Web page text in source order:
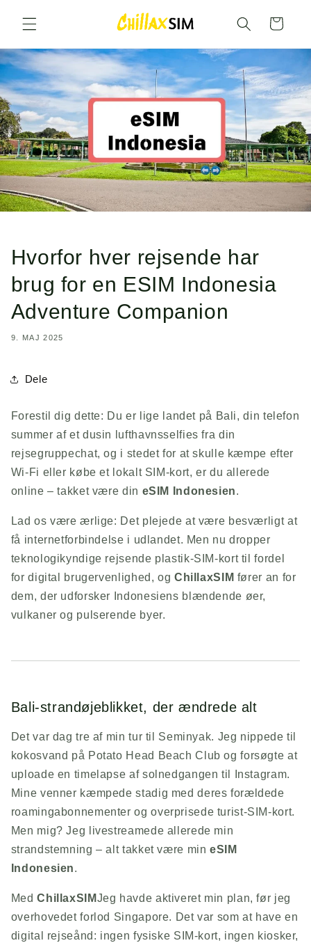
indhold
Vogn
Hvorfor hver rejsende har
brug for en ESIM Indonesia
Adventure Companion
9. MAJ 2025
Dele
Forestil dig dette: Du er lige landet på Bali, din telefon
summer af et dusin lufthavnsselfies fra din
rejsegruppechat, og i stedet for at skulle kæmpe efter
Wi-Fi eller købe et lokalt SIM-kort, er du allerede
online – takket være din eSIM Indonesien.
Lad os være ærlige: Det plejede at være besværligt at
få internetforbindelse i udlandet. Men nu dropper
teknologikyndige rejsende plastik-SIM-kort til fordel
for digital brugervenlighed, og ChillaxSIM fører an for
dem, der udforsker Indonesiens blændende øer,
vulkaner og pulserende byer.
Bali-strandøjeblikket, der ændrede alt
Det var dag tre af min tur til Seminyak. Jeg nippede til
kokosvand på Potato Head Beach Club og forsøgte at
uploade en timelapse af solnedgangen til Instagram.
Mine venner kæmpede stadig med deres forældede
roamingabonnementer og overprisede turist-SIM-kort.
Men mig? Jeg livestreamede allerede min
strandstemning – alt takket være mineSIM
Indonesien.
MedChillaxSIMJeg havde aktiveret min plan, før jeg
overhovedet forlod Singapore. Det var som at have en
digital rejseånd: ingen fysiske SIM-kort, ingen kiosker,